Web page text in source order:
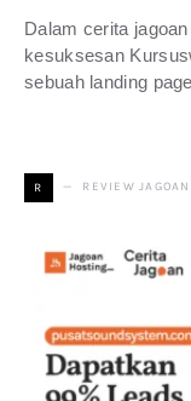
Dalam cerita
kesuksesan
sebuah landing
R REVIEW